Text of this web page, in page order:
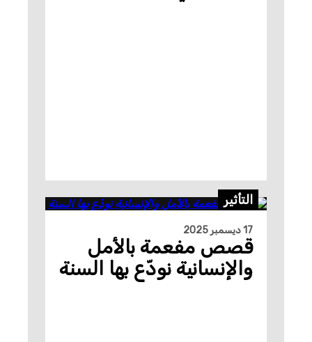
التأثير
17 ديسمبر 2025
قصص مفعمة بالأمل
والإنسانية نودّع بها السنة